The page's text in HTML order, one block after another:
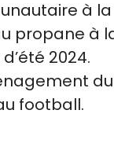
à la
propane à
2024.
football.